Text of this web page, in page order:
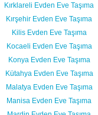
Kırklareli Evden Eve Taşıma
Kırşehir Evden Eve Taşıma
Kilis Evden Eve Taşıma
Kocaeli Evden Eve Taşıma
Konya Evden Eve Taşıma
Kütahya Evden Eve Taşıma
Malatya Evden Eve Taşıma
Manisa Evden Eve Taşıma